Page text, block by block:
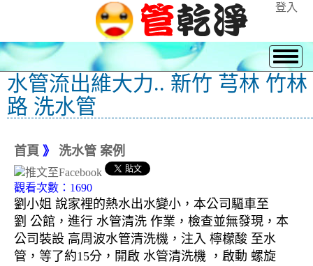
登入
水管流出維大力.. 新竹 芎林 竹林
路 洗水管
首頁 》 洗水管 案例
觀看次數：1690
劉小姐 說家裡的熱水出水變小，本公司驅車至
劉 公館，進行 水管清洗 作業，檢查並無發現，本
公司裝設 高周波水管清洗機，注入 檸檬酸 至水
管，等了約15分，開啟 水管清洗機 ，啟動 螺旋